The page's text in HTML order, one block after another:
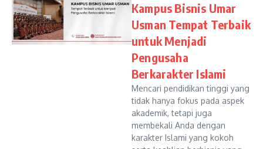
Kampus Bisnis Umar
Usman Tempat Terbaik
untuk Menjadi
Pengusaha
Berkarakter Islami
Mencari pendidikan tinggi yang
tidak hanya fokus pada aspek
akademik, tetapi juga
membekali Anda dengan
karakter Islami yang kokoh